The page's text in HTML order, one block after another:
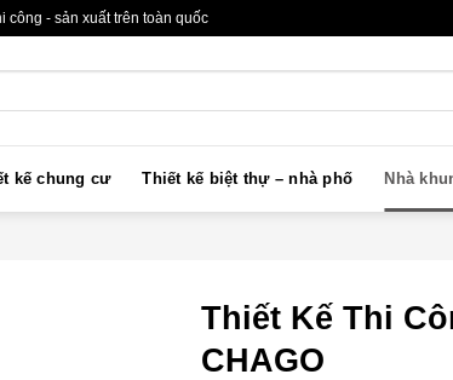
công - sản xuất trên toàn quốc
kế chung cư Thiết kế biệt thự – nhà phố Nhà
Thiết Kế Thi
CHAGO